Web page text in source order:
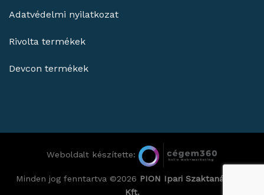
Adatvédelmi nyilatkozat
Rivolta termékek
Devcon termékek
Weboldalt készítette:
Minden jog fenntartva ©2026 PION Ipari Szaktanácsadó
Kft.